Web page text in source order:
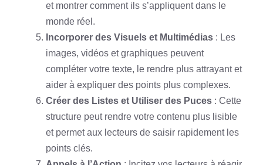
et montrer comment ils s’appliquent dans le
monde réel.
Incorporer des Visuels et Multimédias : Les
images, vidéos et graphiques peuvent
compléter votre texte, le rendre plus attrayant et
aider à expliquer des points plus complexes.
Créer des Listes et Utiliser des Puces : Cette
structure peut rendre votre contenu plus lisible
et permet aux lecteurs de saisir rapidement les
points clés.